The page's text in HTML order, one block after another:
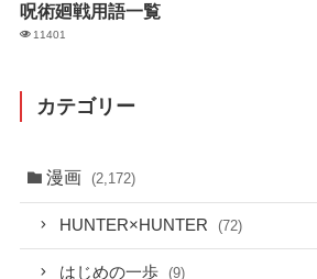
呪術廻戦用語一覧
11401
カテゴリー
漫画 (2,172)
HUNTER×HUNTER (72)
はじめの一歩 (9)